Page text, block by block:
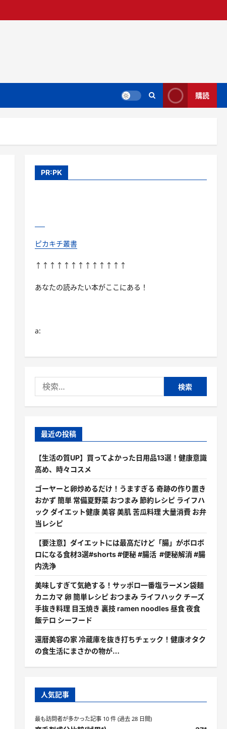
購読
PR:PK
ピカキチ叢書
↑↑↑↑↑↑↑↑↑↑↑↑↑
あなたの読みたい本がここにある！
a:
索:
最近の投稿
【生活の質UP】買ってよかった日用品13選！健康意識
高め、時々コスメ
ゴーヤーと卵炒めるだけ！うますぎる 奇跡の作り置き
おかず 簡単 常備夏野菜 おつまみ 節約レシピ ライフハ
ック ダイエット健康 美容 美肌 苦瓜料理 大量消費 お弁
当レシピ
【要注意】ダイエットには最高だけど「腸」がボロボ
ロになる食材3選#shorts #便秘 #腸活 #便秘解消 #腸
内洗浄
美味しすぎて気絶する！サッポロ一番塩ラーメン袋麺
カニカマ 卵 簡単レシピ おつまみ ライフハック チーズ
手抜き料理 目玉焼き 裏技 ramen noodles 昼食 夜食
飯テロ シーフード
還暦美容の家 冷蔵庫を抜き打ちチェック！健康オタク
の食生活にまさかの物が…
人気記事
最も訪問者が多かった記事 10 件 (過去 28 日間)